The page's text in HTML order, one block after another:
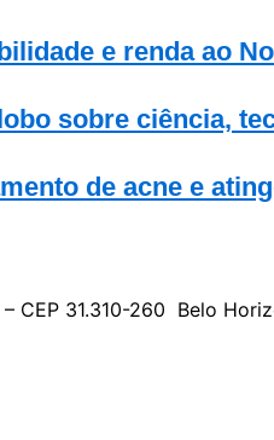
e renda ao
sobre ciência,
de acne e
CEP 31.310-260 Belo